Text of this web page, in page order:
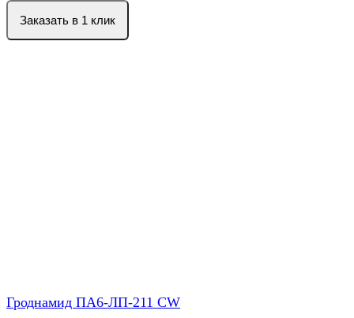
Заказать в 1 клик
Гроднамид ПА6-ЛП-211 CW